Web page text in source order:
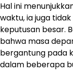
Hal ini
waktu, ia juga
keputusan besar.
bahwa masa
bergantung pada
dalam beberapa